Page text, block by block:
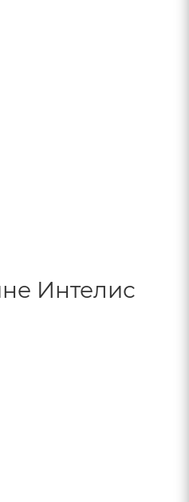
Интелис